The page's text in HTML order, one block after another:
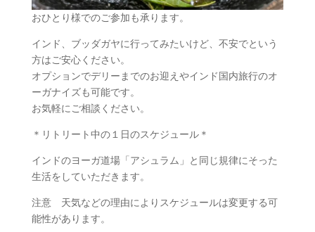
おひとり様でのご参加も承ります。
インド、ブッダガヤに行ってみたいけど、不安でという
方はご安心ください。
オプションでデリーまでのお迎えやインド国内旅行のオ
ーガナイズも可能です。
お気軽にご相談ください。
＊リトリート中の１日のスケジュール＊
インドのヨーガ道場「アシュラム」と同じ規律にそった
生活をしていただきます。
注意 天気などの理由によりスケジュールは変更する可
能性があります。